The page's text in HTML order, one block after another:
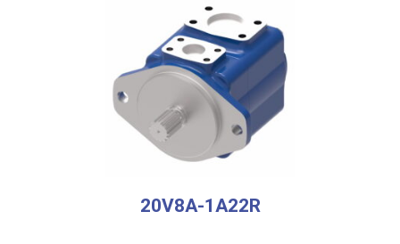
20V8A-1A22R